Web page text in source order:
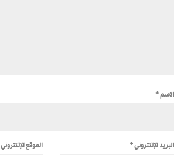
الاسم*
البريد الإلكتروني* الموقع الإلكتروني